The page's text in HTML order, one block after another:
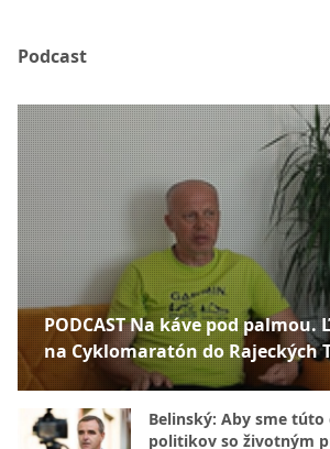
Podcast
PODCAST Na káve pod palmou.
na Cyklomaratón do Rajeckých
Belinský: Aby sme
politikov so životným